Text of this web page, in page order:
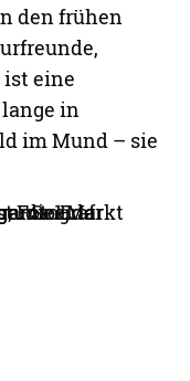
den frühen
ist eine
in
im Mund – sie